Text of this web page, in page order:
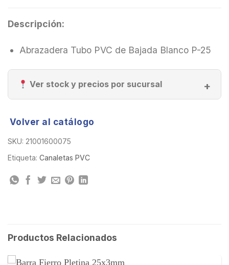
Descripción:
Abrazadera Tubo PVC de Bajada Blanco P-25
Ver stock y precios por sucursal
Volver al catálogo
SKU: 21001600075
Etiqueta: Canaletas PVC
Productos Relacionados